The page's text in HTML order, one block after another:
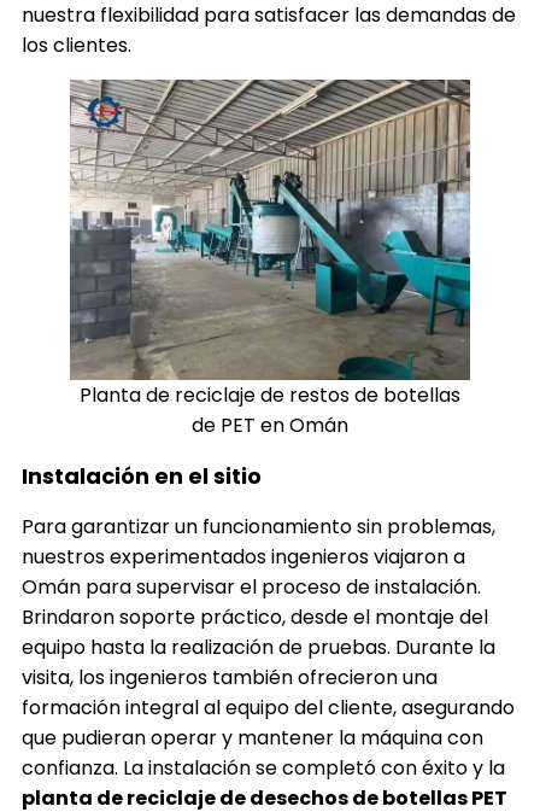
nuestra flexibilidad para satisfacer las demandas de
los clientes.
Planta de reciclaje de restos de botellas
de PET en Omán
Instalación en el sitio
Para garantizar un funcionamiento sin problemas,
nuestros experimentados ingenieros viajaron a
Omán para supervisar el proceso de instalación.
Brindaron soporte práctico, desde el montaje del
equipo hasta la realización de pruebas. Durante la
visita, los ingenieros también ofrecieron una
formación integral al equipo del cliente, asegurando
que pudieran operar y mantener la máquina con
confianza. La instalación se completó con éxito y la
planta de reciclaje de desechos de botellas PET